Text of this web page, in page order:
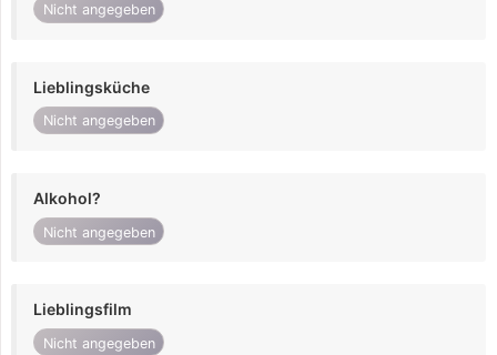
Nicht angegeben
Lieblingsküche
Nicht angegeben
Alkohol?
Nicht angegeben
Lieblingsfilm
Nicht angegeben